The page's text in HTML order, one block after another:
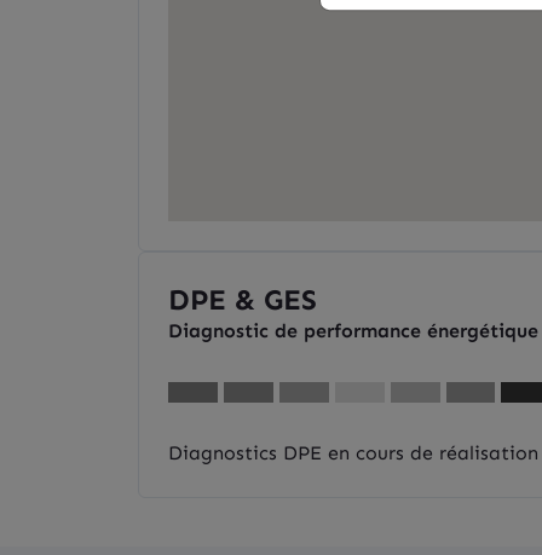
DPE & GES
Diagnostic de performance énergétique
Diagnostics DPE en cours de réalisation